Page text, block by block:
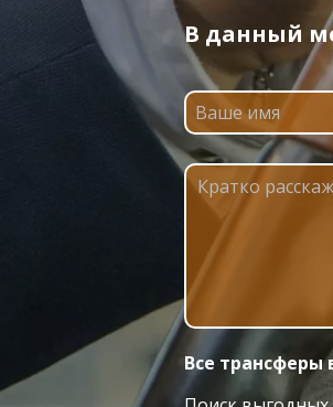
В данный
Все трансферы